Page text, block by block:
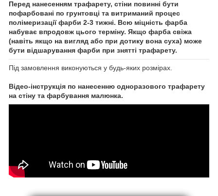
Перед нанесенням трафарету, стіни повинні бути
пофарбовані по грунтовці та витриманий процес
полімеризації фарби 2-3 тижні. Всю міцність фарба
набуває впродовж цього терміну. Якщо фарба свіжа
(навіть якщо на вигляд або при дотику вона суха) може
бути відшарування фарби при знятті трафарету.
Під замовлення виконуються у будь-яких розмірах.
Відео-інструкція по нанесенню одноразового трафарету
на стіну та фарбування малюнка.